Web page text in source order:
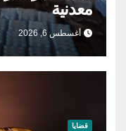
معدنية
أغسطس 6, 2026
قضايا